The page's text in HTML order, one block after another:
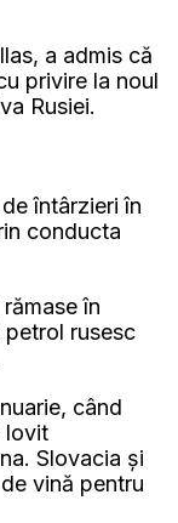
a admis că
privire la noul
Rusiei.
întârzieri în
conducta
în
petrol rusesc
când
lovit
Slovacia și
vină pentru